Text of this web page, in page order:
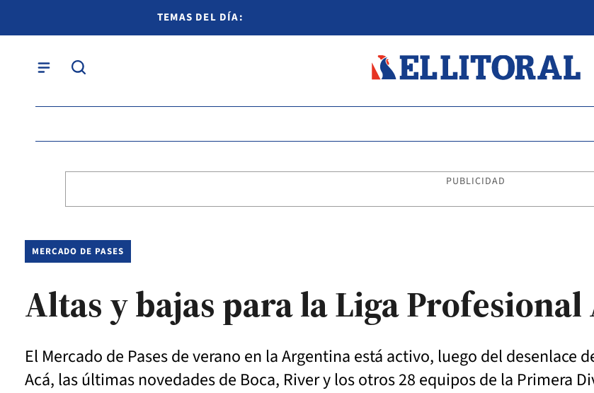
TEMAS DEL DÍA:
PUBLICIDAD
MERCADO DE PASES
Altas y bajas para la Liga
El Mercado de Pases de verano en la Argentina está activo, luego del desenlace
Acá, las últimas novedades de Boca, River y los otros 28 equipos de la Primera